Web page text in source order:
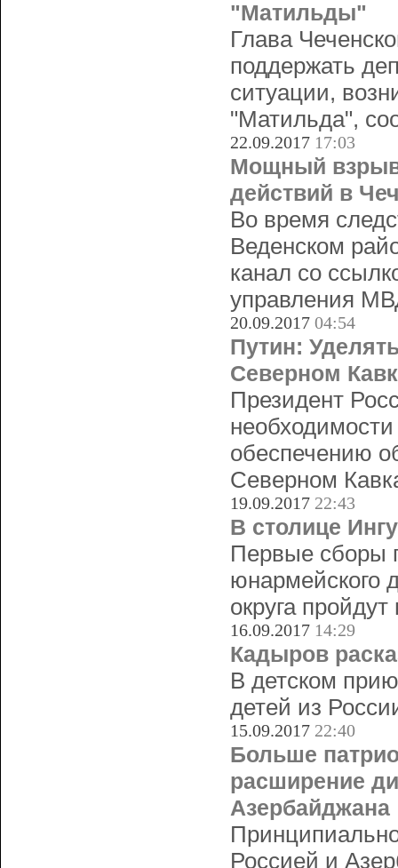
"Матильды"
Глава
поддержать
ситуации,
"Матильда",
22.09.2017 17:03
Мощный взрыв
действий в
Во время
Веденском
канал со
управления
20.09.2017 04:54
Путин:
Северном
Президент
обеспечению
Северном
19.09.2017 22:43
В столице
Первые сборы
юнармейского
округа
16.09.2017 14:29
Кадыров
В детском
детей из
15.09.2017 22:40
Больше
расширение
Азербайджана
Россией и